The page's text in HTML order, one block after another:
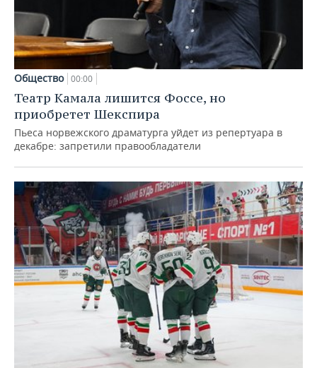
Общество 00:00
Театр Камала лишится Фоссе, но
приобретет Шекспира
Пьеса норвежского драматурга уйдет из репертуара в
декабре: запретили правообладатели